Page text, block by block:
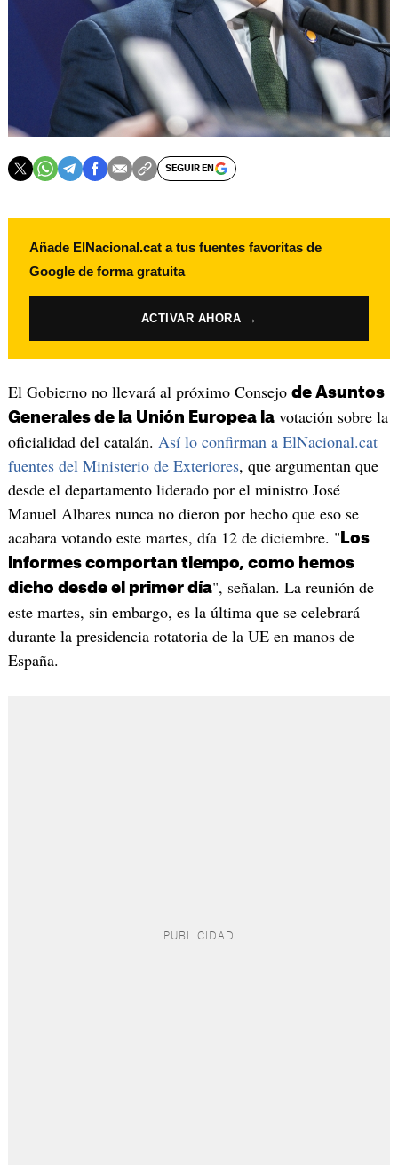
SEGUIR EN
Añade ElNacional.cat a tus fuentes favoritas de
Google de forma gratuita
ACTIVAR AHORA →
El Gobierno no llevará al próximo Consejo de Asuntos
Generales de la Unión Europea lavotación sobre la
oficialidad del catalán. Así lo confirman a ElNacional.cat
fuentes del Ministerio de Exteriores, que argumentan que
desde el departamento liderado por el ministro José
Manuel Albares nunca no dieron por hecho que eso se
acabara votando este martes, día 12 de diciembre. " Los
informes comportan tiempo, como hemos
dicho desde el primer día", señalan. La reunión de
este martes, sin embargo, es la última que se celebrará
durante la presidencia rotatoria de la UE en manos de
España.